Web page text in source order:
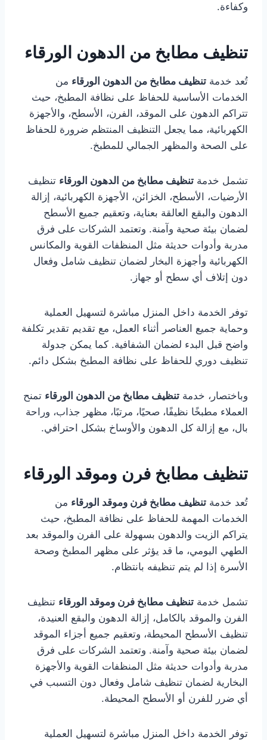
وكفاءة.
تنظيف مطابخ من الدهون الورقاء
تُعد خدمة تنظيف مطابخ من الدهون الورقاء من
الخدمات الأساسية للحفاظ على نظافة المطبخ، حيث
تتراكم الدهون على الموقد، الفرن، الأسطح، والأجهزة
الكهربائية، مما يجعل التنظيف المنتظم ضرورة للحفاظ
على الصحة والمظهر الجمالي للمطبخ.
تشمل خدمة تنظيف مطابخ من الدهون الورقاء تنظيف
الأرضيات، الأسطح، الخزائن، الأجهزة الكهربائية، إزالة
الدهون والبقع العالقة بعناية، وتعقيم جميع الأسطح
لضمان بيئة صحية وآمنة. وتعتمد الشركات على فرق
مدربة وأدوات حديثة مثل المنظفات القوية والمكانس
الكهربائية وأجهزة البخار لضمان تنظيف شامل وفعال
دون إتلاف أي سطح أو جهاز.
توفر الخدمة داخل المنزل مباشرة لتسهيل العملية
وحماية جميع العناصر أثناء العمل، مع تقديم تقدير تكلفة
واضح قبل البدء لضمان الشفافية. كما يمكن جدولة
تنظيف دوري للحفاظ على نظافة المطبخ بشكل دائم.
وباختصار، خدمة تنظيف مطابخ من الدهون الورقاء تمنح
العملاء مطبخًا نظيفًا، صحيًا، مرتبًا، مظهر جذاب، وراحة
بال، مع إزالة كل الدهون والأوساخ بشكل احترافي.
تنظيف مطابخ فرن وموقد الورقاء
تُعد خدمة تنظيف مطابخ فرن وموقد الورقاء من
الخدمات المهمة للحفاظ على نظافة المطبخ، حيث
يتراكم الزيت والدهون بسهولة على الفرن والموقد بعد
الطهي اليومي، ما قد يؤثر على مظهر المطبخ وصحة
الأسرة إذا لم يتم تنظيفه بانتظام.
تشمل خدمة تنظيف مطابخ فرن وموقد الورقاء تنظيف
الفرن والموقد بالكامل، إزالة الدهون والبقع العنيدة،
تنظيف الأسطح المحيطة، وتعقيم جميع أجزاء الموقد
لضمان بيئة صحية وآمنة. وتعتمد الشركات على فرق
مدربة وأدوات حديثة مثل المنظفات القوية والأجهزة
البخارية لضمان تنظيف شامل وفعال دون التسبب في
أي ضرر للفرن أو الأسطح المحيطة.
توفر الخدمة داخل المنزل مباشرة لتسهيل العملية